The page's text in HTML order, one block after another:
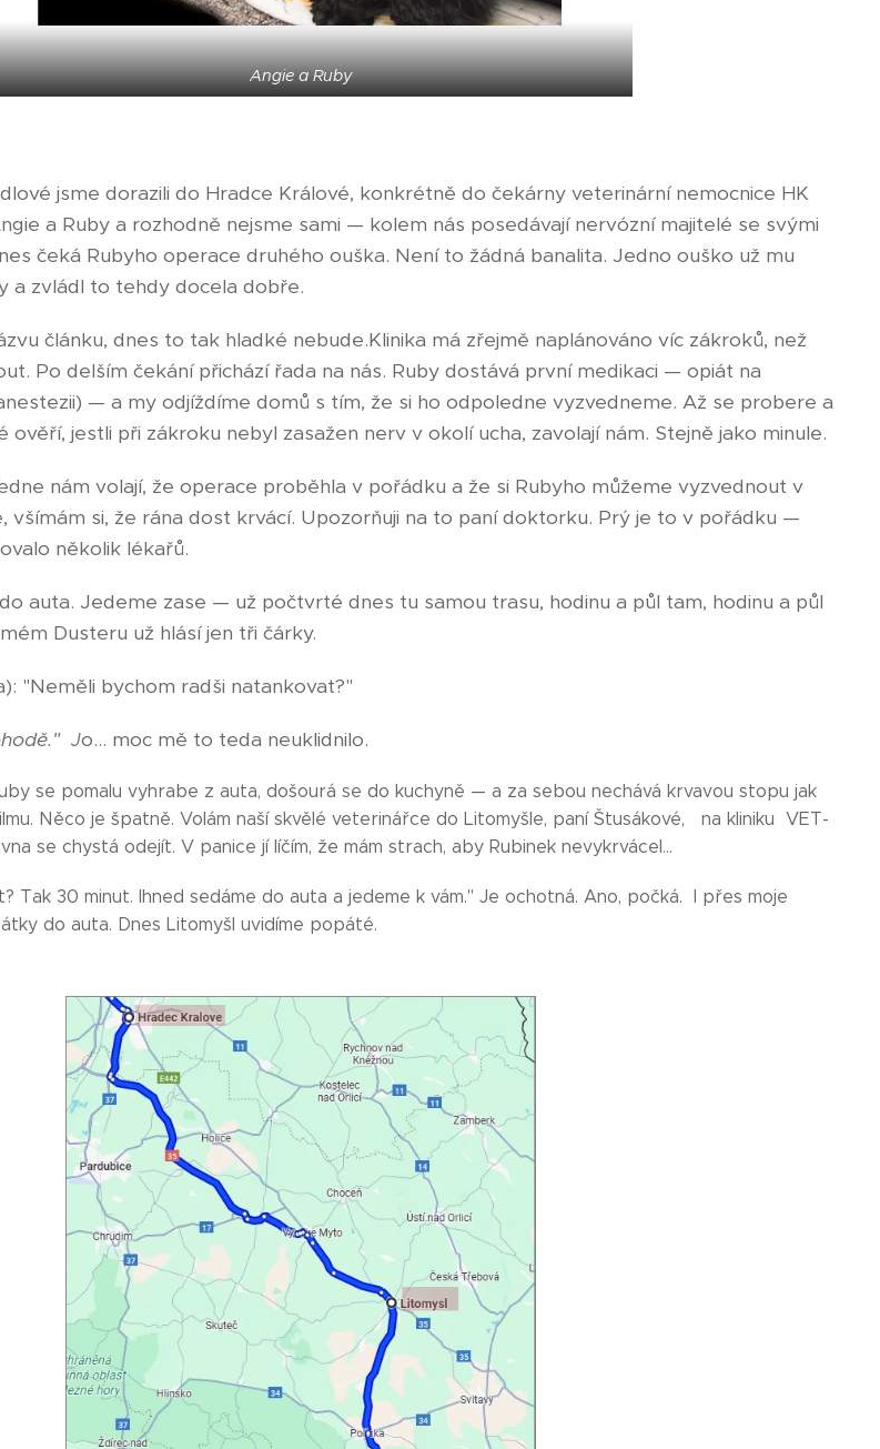
Angie a Ruby
jsme dorazili do Hradce Králové, konkrétně do čekárny veterinární nemocnice HK
a Ruby a rozhodně nejsme sami — kolem nás posedávají nervózní majitelé se svými
čeká Rubyho operace druhého ouška. Není to žádná banalita. Jedno ouško už mu
a zvládl to tehdy docela dobře.
článku, dnes to tak hladké nebude.Klinika má zřejmě naplánováno víc zákroků, než
Po delším čekání přichází řada na nás. Ruby dostává první medikaci — opiát na
— a my odjíždíme domů s tím, že si ho odpoledne vyzvedneme. Až se probere a
jestli při zákroku nebyl zasažen nerv v okolí ucha, zavolají nám. Stejně jako minule.
nám volají, že operace proběhla v pořádku a že si Rubyho můžeme vyzvednout v
všímám si, že rána dost krvácí. Upozorňuji na to paní doktorku. Prý je to v pořádku —
několik lékařů.
auta. Jedeme zase — už počtvrté dnes tu samou trasu, hodinu a půl tam, hodinu a půl
Dusteru už hlásí jen tři čárky.
"Neměli bychom radši natankovat?"
Jo… moc mě to teda neuklidnilo.
se pomalu vyhrabe z auta, došourá se do kuchyně — a za sebou nechává krvavou stopu jak
Něco je špatně. Volám naší skvělé veterinářce do Litomyšle, paní Štusákové, na kliniku VET-
se chystá odejít. V panice jí líčím, že mám strach, aby Rubinek nevykrvácel…
Tak 30 minut. Ihned sedáme do auta a jedeme k vám." Je ochotná. Ano, počká. I přes moje
do auta. Dnes Litomyšl uvidíme popáté.